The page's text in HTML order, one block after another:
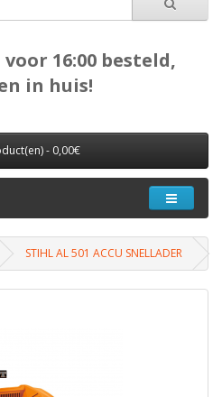
16:00 besteld,
in huis!
- 0,00€
STIHL AL 501 ACCU SNELLADER